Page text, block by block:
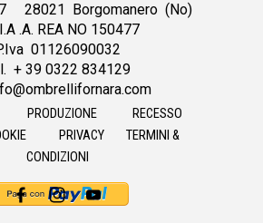
28021 Borgomanero (No)
.A. REA NO 150477
01126090032
+ 39 0322 834129
PRODUZIONE
RECESSO
PRIVACY
TERMINI &
CONDIZIONI